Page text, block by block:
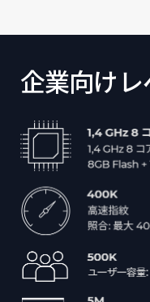
企業向け